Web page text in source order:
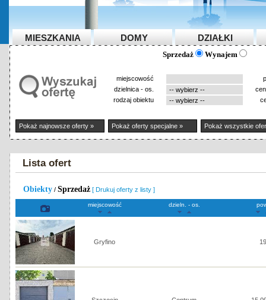
Sprzedaż Wynajem
MIESZKANIA DOMY DZIAŁKI
miejscowość
dzielnica - os.
rodzaj obiektu
Pokaż najnowsze oferty » Pokaż oferty specjalne » Pokaż wszystkie
Lista ofert
Obiekty / Sprzedaż [ Drukuj oferty z listy ]
miejscowość dzieln. - os.
Gryfino 19